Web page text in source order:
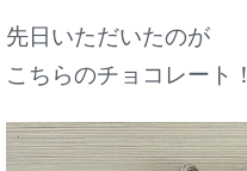
先日いただいたのが
こちらのチョコレート！